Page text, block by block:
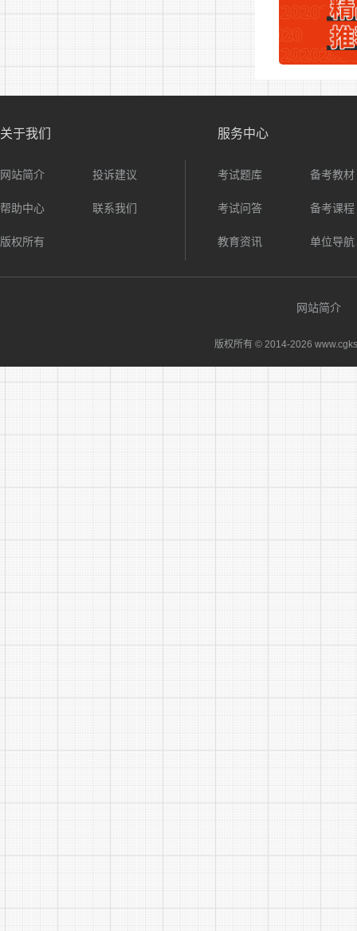
宋
——
——南
金
元
清
中华
关于我们
网站简介 投诉建议
帮助中心 联系我们
版权所有
服务中心
考试题库 备考教材
考试问答 备考课程
教育资讯 单位导航
网站简介
版权所有 © 2014-2026